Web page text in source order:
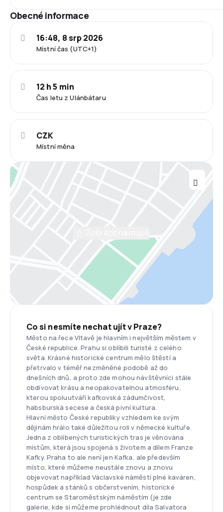
Obecné informace
Místní čas (UTC+1)
16:48, 8 srp 2026
Čas letu z Ulánbátaru
12 h 5 min
Místní měna
CZK
Co si nesmíte nechat ujít v Praze?
Město na řece Vltavě je hlavním i největším městem v
České republice. Prahu si oblíbili turisté z celého
světa. Krásné historické centrum mělo štěstí a
přetrvalo v téměř nezměněné podobě až do
dnešních dnů, a proto zde mohou návštěvníci stále
obdivovat krásu a neopakovatelnou atmosféru,
kterou spoluutváří kafkovská zádumčivost,
habsburská secese a česká pivní kultura.
Hlavní město České republiky vzhledem ke svým
dějinám hrálo také důležitou roli v německé kultuře.
Jedna z oblíbených turistických tras je věnována
místům, která jsou spojená s životem a dílem Franze
Kafky. Praha to ale není jen Kafka, ale především
místo, které můžeme neustále znovu a znovu
objevovat například Václavské náměstí plné kaváren,
hospůdek a stánků s občerstvením, historické
centrum se Staroměstským náměstím (je zde
galerie, kde si můžeme prohlédnout díla Salvatora